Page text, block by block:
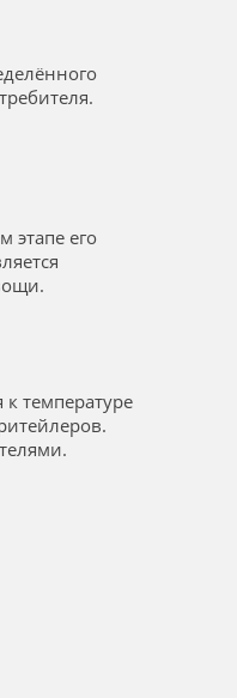
этапе его
температуре